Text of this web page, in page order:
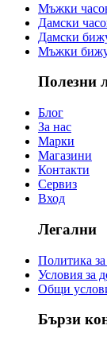
Мъжки
Дамски
Дамски
Мъжки
Полезни
Блог
За нас
Марки
Магазини
Контакти
Сервиз
Вход
Легални
Политика
Условия за
Общи
Бързи